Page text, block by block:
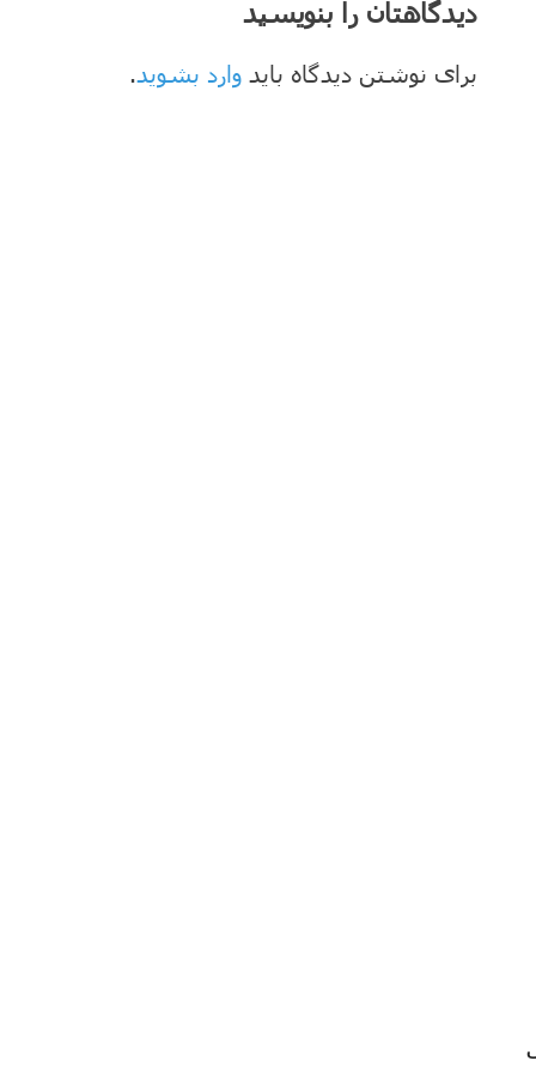
دیدگاهتان را بنویسید
برای نوشتن دیدگاه باید وارد بشوید.